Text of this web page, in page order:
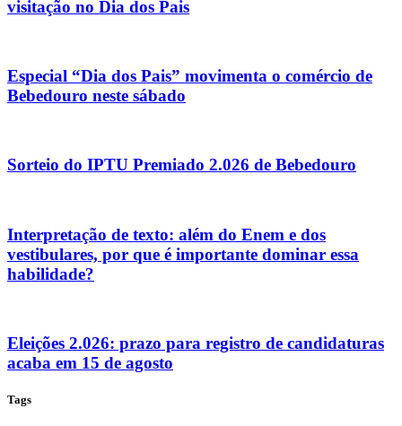
visitação no Dia dos Pais
Especial “Dia dos Pais” movimenta o comércio de
Bebedouro neste sábado
Sorteio do IPTU Premiado 2.026 de Bebedouro
Interpretação de texto: além do Enem e dos
vestibulares, por que é importante dominar essa
habilidade?
Eleições 2.026: prazo para registro de candidaturas
acaba em 15 de agosto
Tags